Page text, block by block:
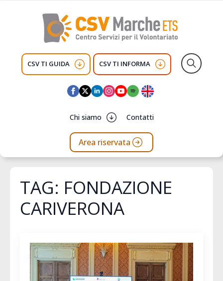
CSV TI GUIDA CSV TI INFORMA
Chi siamo Contatti
Area riservata
TAG: FONDAZIONE
CARIVERONA